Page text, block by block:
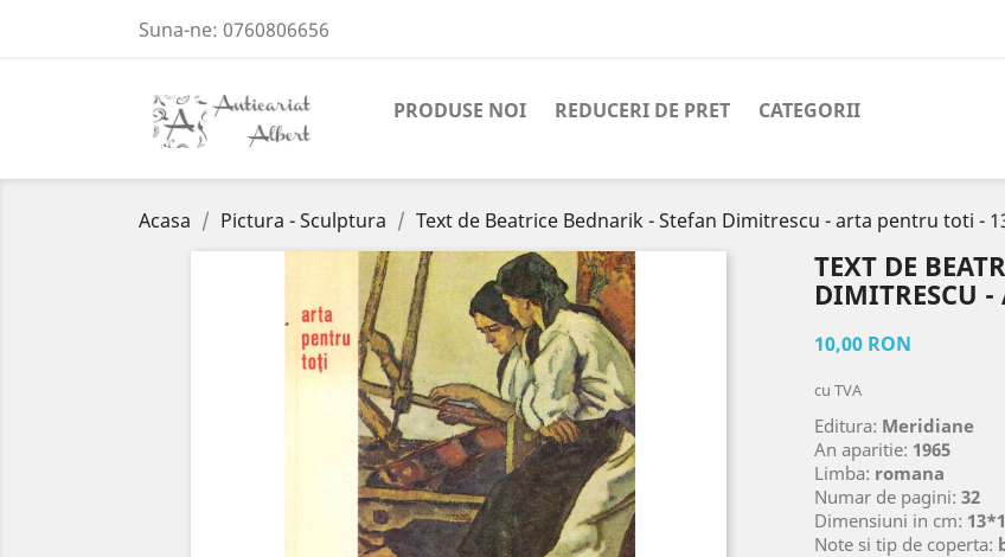
Suna-ne: 0760806656
PRODUSE NOI REDUCERI DE PRET CATEGORII
Acasa Pictura - Sculptura Text de Beatrice Bednarik - Stefan Dimitrescu - arta pentru toti -
TEXT DE
DIMITRESCU -
10,00 RON
cu TVA
Editura: Meridiane
An aparitie: 1965
Limba: romana
Numar de pagini: 32
Dimensiuni in cm:
Note si tip de coperta: